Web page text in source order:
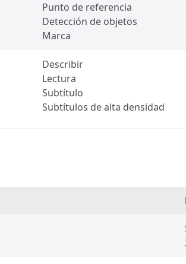
Punto de referencia
Detección de objetos
Marca
Describir
Lectura
Subtítulo
Subtítulos de alta densidad